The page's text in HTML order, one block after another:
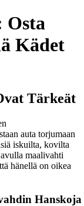
Osta
Kädet
Tärkeät
auta torjumaan
iskuilta, kovilta
maalivahti
hänellä on oikea
Hanskoja